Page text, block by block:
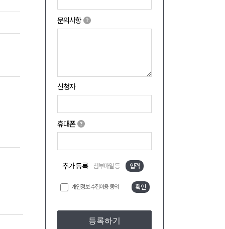
문의사항
신청자
휴대폰
추가 등록 첨부파일 등 입력
개인정보 수집이용 동의 확인
등록하기